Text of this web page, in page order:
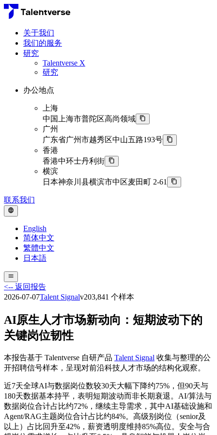
关于我们
我们的服务
研究
Talentverse X
研究
办公地点
上海
中国上海市普陀区高尚领域
广州
广东省广州市越秀区中山五路193号
香港
香港中环士丹利街
横滨
日本神奈川县横滨市中区麦田町 2-61
联系我们
English
简体中文
繁體中文
日本語
<-- 返回报告
2026-07-07Talent Signalv203,841 个样本
AI原生人才市场新动向：短期波动下的
关键岗位韧性
本报告基于 Talentverse 自研产品 Talent Signal 收集与整理的公
开招聘信号样本，呈现对前沿科技人才市场的结构化观察。
近7天全球AI与数据岗位数较30天大幅下降约75%，但90天与
180天数据基本持平，表明短期波动而非长期衰退。AI/算法与
数据岗位合计占比约72%，继续主导需求，其中AI基础设施和
Agent/RAG主题岗位合计占比约84%。高级别岗位（senior及
以上）占比回升至42%，薪资透明度维持85%高位。安全与合